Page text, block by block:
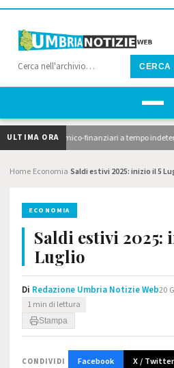
CERCA
ULTIMA ORA
economico-finanziari a tempo
Home Economia Saldi estivi 2025: inizio il 5
ECONOMIA
Saldi estivi 2025:
Luglio
Di Redazione Umbria Notizie Web20
1 min di lettura
Stampa
CONDIVIDI Facebook X / Twitter